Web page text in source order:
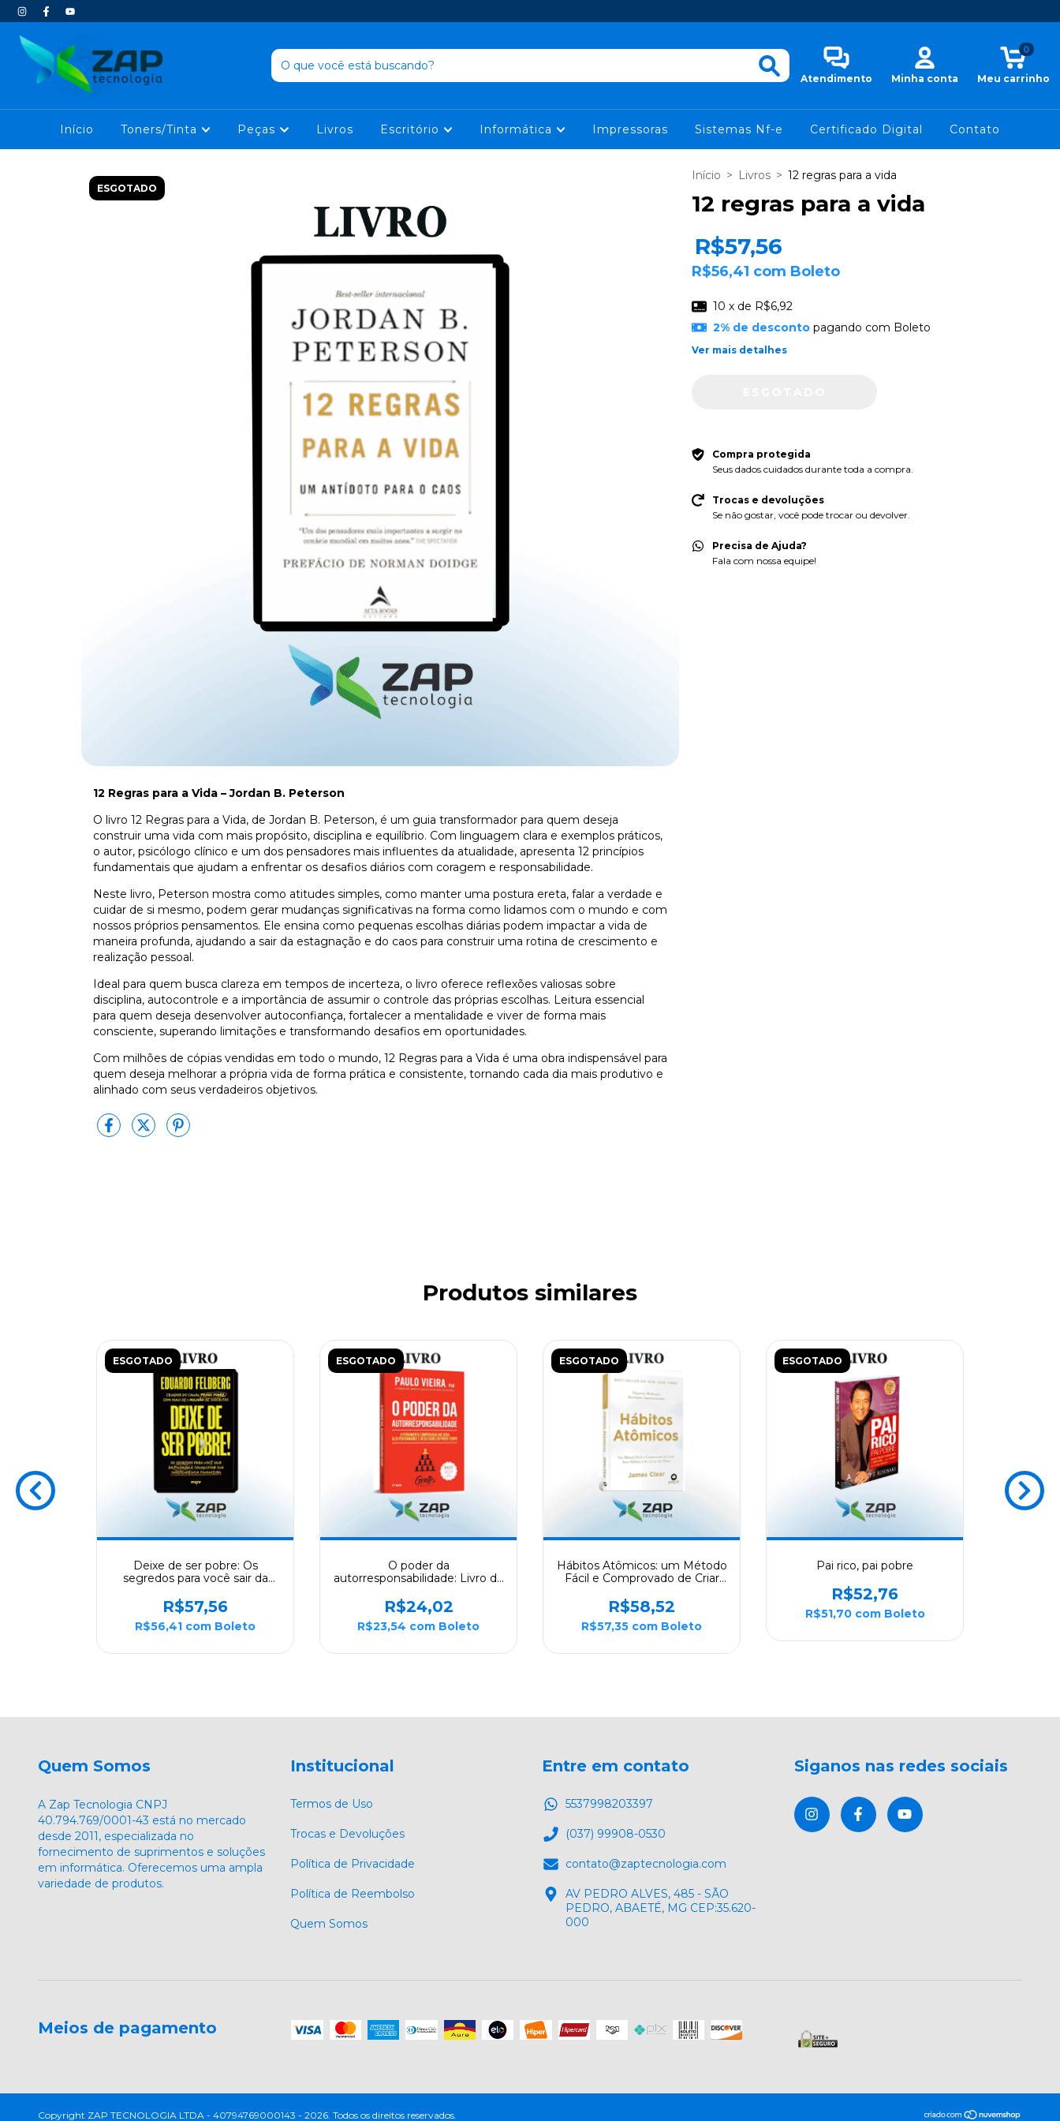
Atendimento Minha conta Meu carrinho
0
Início Toners/Tinta Peças Livros Escritório Informática Impressoras Sistemas Nf-e Certificado Digital Contato
ESGOTADO
12 Regras para a Vida – Jordan B. Peterson
O livro 12 Regras para a Vida, de Jordan B. Peterson, é um guia transformador para quem deseja
construir uma vida com mais propósito, disciplina e equilíbrio. Com linguagem clara e exemplos práticos,
o autor, psicólogo clínico e um dos pensadores mais influentes da atualidade, apresenta 12 princípios
fundamentais que ajudam a enfrentar os desafios diários com coragem e responsabilidade.
Neste livro, Peterson mostra como atitudes simples, como manter uma postura ereta, falar a verdade e
cuidar de si mesmo, podem gerar mudanças significativas na forma como lidamos com o mundo e com
nossos próprios pensamentos. Ele ensina como pequenas escolhas diárias podem impactar a vida de
maneira profunda, ajudando a sair da estagnação e do caos para construir uma rotina de crescimento e
realização pessoal.
Ideal para quem busca clareza em tempos de incerteza, o livro oferece reflexões valiosas sobre
disciplina, autocontrole e a importância de assumir o controle das próprias escolhas. Leitura essencial
para quem deseja desenvolver autoconfiança, fortalecer a mentalidade e viver de forma mais
consciente, superando limitações e transformando desafios em oportunidades.
Com milhões de cópias vendidas em todo o mundo, 12 Regras para a Vida é uma obra indispensável para
quem deseja melhorar a própria vida de forma prática e consistente, tornando cada dia mais produtivo e
alinhado com seus verdadeiros objetivos.
Início > Livros > 12 regras para a vida
12 regras para a vida
R$57,56
R$56,41 com Boleto
10 x de R$6,92
2% de descontopagando com Boleto
Ver mais detalhes
Compra protegida
Seus dados cuidados durante toda a compra.
Trocas e devoluções
Se não gostar, você pode trocar ou devolver.
Precisa de Ajuda?
Fala com nossa equipe!
Produtos similares
ESGOTADO
Deixe de ser pobre: Os
segredos para você sair da
independência financeira
R$57,56
R$56,41 com Boleto
ESGOTADO
O poder da
autorresponsabilidade: Livro de
comprovada que gera alta
performance e resultados em
pouc
R$24,02
R$23,54 com Boleto
ESGOTADO
Hábitos Atômicos: um Método
Fácil e Comprovado de Criar
Maus- Idioma
R$58,52
R$57,35 com Boleto
ESGOTADO
Pai rico, pai pobre
R$52,76
R$51,70 com Boleto
Quem Somos
A Zap Tecnologia CNPJ
40.794.769/0001-43 está no mercado
desde 2011, especializada no
fornecimento de suprimentos e soluções
em informática. Oferecemos uma ampla
variedade de produtos.
Institucional
Termos de Uso
Trocas e Devoluções
Política de Privacidade
Política de Reembolso
Quem Somos
Entre em contato
5537998203397
(037) 99908-0530
contato@zaptecnologia.com
AV PEDRO ALVES, 485 - SÃO
PEDRO, ABAETÉ, MG CEP:35.620-
000
Siganos nas redes sociais
Meios de pagamento
Copyright ZAP TECNOLOGIA LTDA - 40794769000143 - 2026. Todos os direitos reservados.